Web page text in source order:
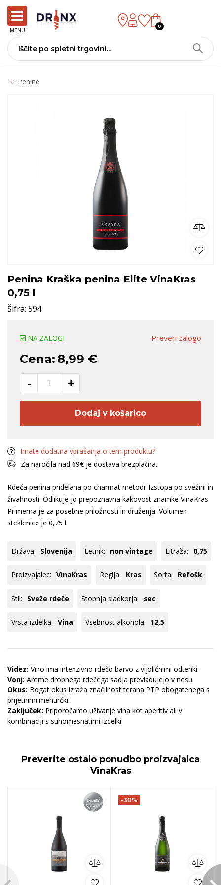
MENU
0
Penine
Penina Kraška penina Elite VinaKras
0,75 l
Šifra: 594
Preveri zalogo
NA ZALOGI
Cena: 8,99 €
- +
Dodaj v košarico
Imate dodatna vprašanja o tem produktu?
Za naročila nad 69€ je dostava brezplačna.
Rdeča penina pridelana po charmat metodi. Izstopa po svežini in
živahnosti. Odlikuje jo prepoznavna kakovost znamke VinaKras.
Primerna je za posebne priložnosti in druženja. Volumen
steklenice je 0,75 l.
Država: Slovenija Letnik: non vintage Litraža: 0,75
Proizvajalec: VinaKras Regija: Kras Sorta: Refošk
Stil: Sveže rdeče Stopnja sladkorja: sec
Vrsta izdelka: Vina Vsebnost alkohola: 12,5
Videz: Vino ima intenzivno rdečo barvo z vijoličnimi odtenki.
Vonj: Arome drobnega rdečega sadja prevladujejo v nosu.
Okus: Bogat okus izraža značilnost terana PTP obogatenega s
prijetnimi mehurčki.
Zaključek: Priporočamo uživanje vina kot aperitiv ali v
kombinaciji s suhomesnatimi izdelki.
Preverite ostalo ponudbo proizvajalca
VinaKras
-30%